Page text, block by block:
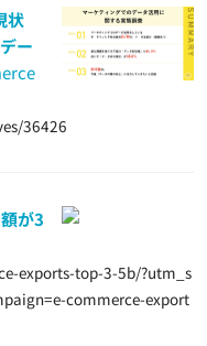
状
ー
36426
が3
exports-top-3-5b/?utm_s
commerce-export